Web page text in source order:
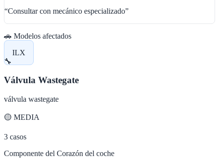
“Consultar con mecánico especializado”
🚗 Modelos afectados
ILX
🔧
Válvula Wastegate
válvula wastegate
🟡 MEDIA
3 casos
Componente del Corazón del coche